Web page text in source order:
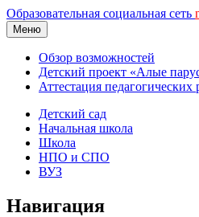
Образовательная социальная сеть
Меню
Обзор возможностей
Детский проект «Алые
Аттестация педагогических
Детский сад
Начальная школа
Школа
НПО и СПО
ВУЗ
Навигация